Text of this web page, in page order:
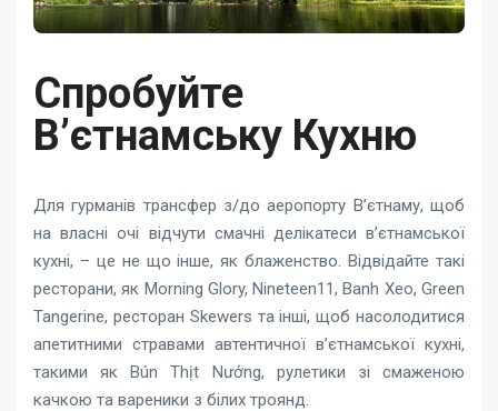
Спробуйте
В’єтнамську Кухню
Для гурманів трансфер з/до аеропорту В’єтнаму, щоб
на власні очі відчути смачні делікатеси в’єтнамської
кухні, – це не що інше, як блаженство. Відвідайте такі
ресторани, як Morning Glory, Nineteen11, Banh Xeo, Green
Tangerine, ресторан Skewers та інші, щоб насолодитися
апетитними стравами автентичної в’єтнамської кухні,
такими як Bún Thịt Nướng, рулетики зі смаженою
качкою та вареники з білих троянд.